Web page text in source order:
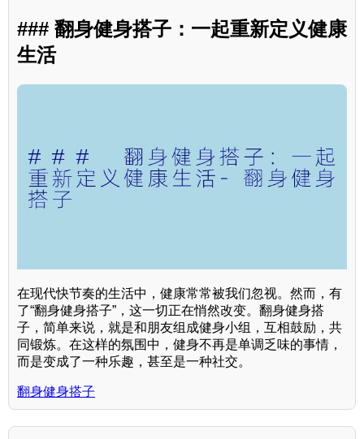
### 翻身健身搭子：一起重新定义健康
生活
在现代快节奏的生活中，健康常常被我们忽视。然而，有
了“翻身健身搭子”，这一切正在悄然改变。翻身健身搭
子，简单来说，就是和朋友组成健身小组，互相鼓励，共
同锻炼。在这样的氛围中，健身不再是单调乏味的事情，
而是变成了一种乐趣，甚至是一种社交。
翻身健身搭子